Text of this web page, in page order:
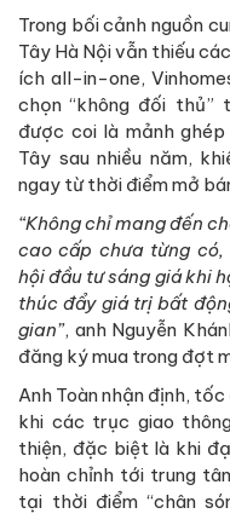
Trong bối cảnh nguồn
Tây Hà Nội vẫn thiếu
ích all-in-one,
chọn “không đối thủ”
được coi là mảnh
Tây sau nhiều năm,
ngay từ thời điểm mở
“Không chỉ mang đến
cao cấp chưa từng có,
hội đầu tư sáng giá khi
thúc đẩy giá trị bất
gian”, anh Nguyễn
đăng ký mua trong đợt
Anh Toàn nhận định,
khi các trục giao
thiện, đặc biệt là khi
hoàn chỉnh tới trung
tại thời điểm “chân